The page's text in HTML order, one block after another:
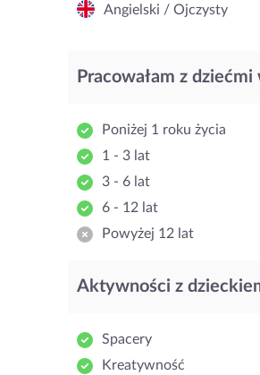
Angielski / Ojczysty
Pracowałam z
Poniżej 1 roku życia
1 - 3 lat
3 - 6 lat
6 - 12 lat
Powyżej 12 lat
Aktywności z
Spacery
Kreatywność